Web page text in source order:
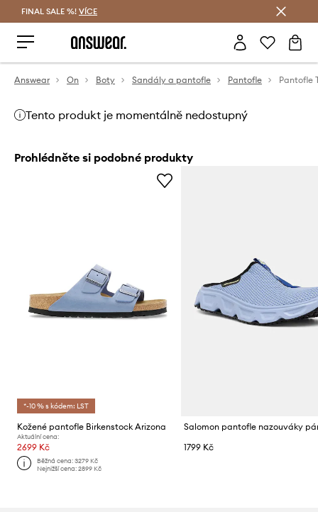
FINAL SALE %! VÍCE
Answear On Boty Sandály a pantofle Pantofle
Tento produkt je momentálně nedostupný
Prohlédněte si podobné produkty
*-10 % s kódem: LST
Kožené pantofle Birkenstock Arizona
Aktuální cena:
2699 Kč
Běžná cena:3279 Kč
Nejnižší cena:2899 Kč
1799 Kč